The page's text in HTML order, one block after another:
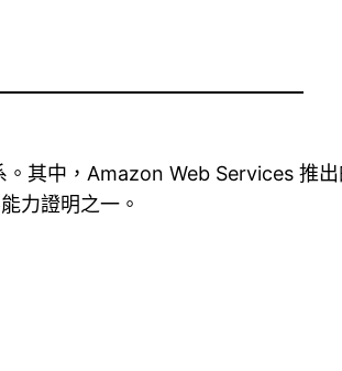
其中，Amazon Web Services 推出
力證明之一。